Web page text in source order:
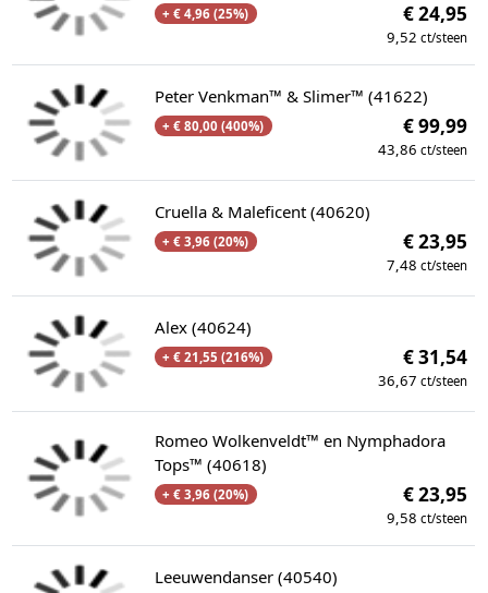
+ € 4,96 (25%) € 24,95
9,52 ct/steen
Peter Venkman™ & Slimer™ (41622)
+ € 80,00 (400%) € 99,99
43,86 ct/steen
Cruella & Maleficent (40620)
+ € 3,96 (20%) € 23,95
7,48 ct/steen
Alex (40624)
+ € 21,55 (216%) € 31,54
36,67 ct/steen
Romeo Wolkenveldt™ en Nymphadora
Tops™ (40618)
+ € 3,96 (20%) € 23,95
9,58 ct/steen
Leeuwendanser (40540)